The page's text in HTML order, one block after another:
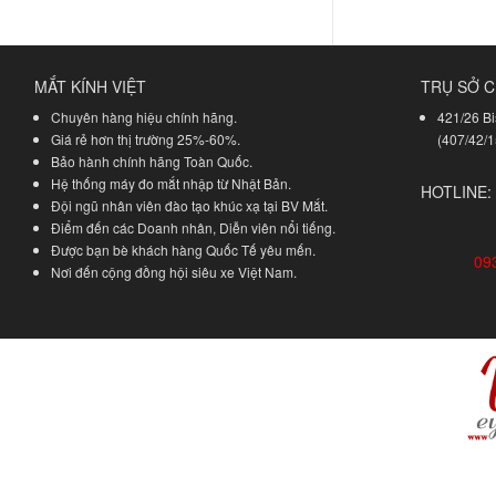
MẮT KÍNH VIỆT
Chuyên hàng hiệu chính hãng.
Giá rẻ hơn thị trường 25%-60%.
Bảo hành chính hãng Toàn Quốc.
Hệ thống máy đo mắt nhập từ Nhật Bản.
Đội ngũ nhân viên đào tạo khúc xạ tại BV Mắt.
Điểm đến các Doanh nhân, Diễn viên nổi tiếng.
Được bạn bè khách hàng Quốc Tế yêu mến.
Nơi đến cộng đồng hội siêu xe Việt Nam.
TRỤ SỞ
421/26
(407/42/
HOTLINE: